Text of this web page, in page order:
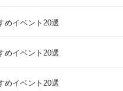
めイベント20選
めイベント20選
めイベント20選